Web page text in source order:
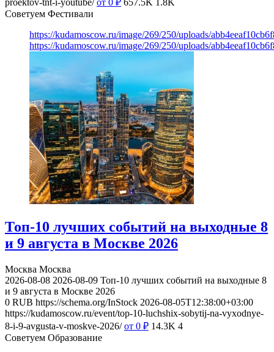
proektov-tnt-i-youtube/ от 0 ₽ 657.5K 1.8K
Советуем Фестивали
https://kudamoscow.ru/image/269/250/uploads/
https://kudamoscow.ru/image/269/250/uploads/
Топ-10 лучших событий на выходные 8
и 9 августа в Москве 2026
Москва Москва
2026-08-08 2026-08-09 Топ-10 лучших событий на выходные 8
и 9 августа в Москве 2026
0 RUB https://schema.org/InStock 2026-08-05T12:38:00+03:00
https://kudamoscow.ru/event/top-10-luchshix-sobytij-na-vyxodnye-
8-i-9-avgusta-v-moskve-2026/ от 0 ₽ 14.3K 4
Советуем Образование